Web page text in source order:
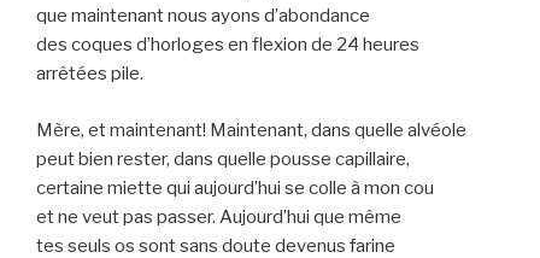
que maintenant nous ayons d’abondance
des coques d’horloges en flexion de 24 heures
arrêtées pile.
Mère, et maintenant! Maintenant, dans quelle alvéole
peut bien rester, dans quelle pousse capillaire,
certaine miette qui aujourd’hui se colle à mon cou
et ne veut pas passer. Aujourd’hui que même
tes seuls os sont sans doute devenus farine